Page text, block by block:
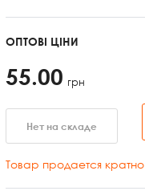
ОПТОВІ ЦІНИ
55.00 грн
Нет на складе
Товар продается кратно